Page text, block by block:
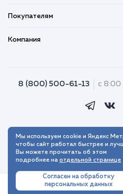
В корзину
Покупателям
Компания
8 (800) 500-61-13 с
© 2018–2026. Интернет-
Пользовательское
Договор присоединения
Политика обработки
Мы используем cookie и Яндекс
чтобы сайт работал быстрее и
Вы можете прочитать об этом
подробнее на отдельной странице
Согласен на обработку
персональных данных